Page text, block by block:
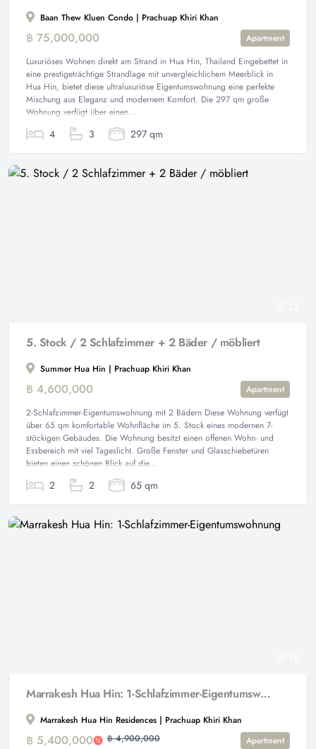
Baan Thew Kluen Condo | Prachuap Khiri Khan
฿ 75,000,000
Apartment
Luxuriöses Wohnen direkt am Strand in Hua Hin, Thailand Eingebettet in
eine prestigeträchtige Strandlage mit unvergleichlichem Meerblick in
Hua Hin, bietet diese ultraluxuriöse Eigentumswohnung eine perfekte
Mischung aus Eleganz und modernem Komfort. Die 297 qm große
Wohnung verfügt über einen...
4 3 297 qm
5. Stock / 2 Schlafzimmer + 2 Bäder / möbliert
Summer Hua Hin | Prachuap Khiri Khan
฿ 4,600,000
Apartment
2-Schlafzimmer-Eigentumswohnung mit 2 Bädern Diese Wohnung verfügt
über 65 qm komfortable Wohnfläche im 5. Stock eines modernen 7-
stöckigen Gebäudes. Die Wohnung besitzt einen offenen Wohn- und
Essbereich mit viel Tageslicht. Große Fenster und Glasschiebetüren
bieten einen schönen Blick auf die...
2 2 65 qm
Marrakesh Hua Hin: 1-Schlafzimmer-Eigentumswohnung
Marrakesh Hua Hin Residences | Prachuap Khiri Khan
฿ 5,400,000 ฿ 4,900,000
Apartment